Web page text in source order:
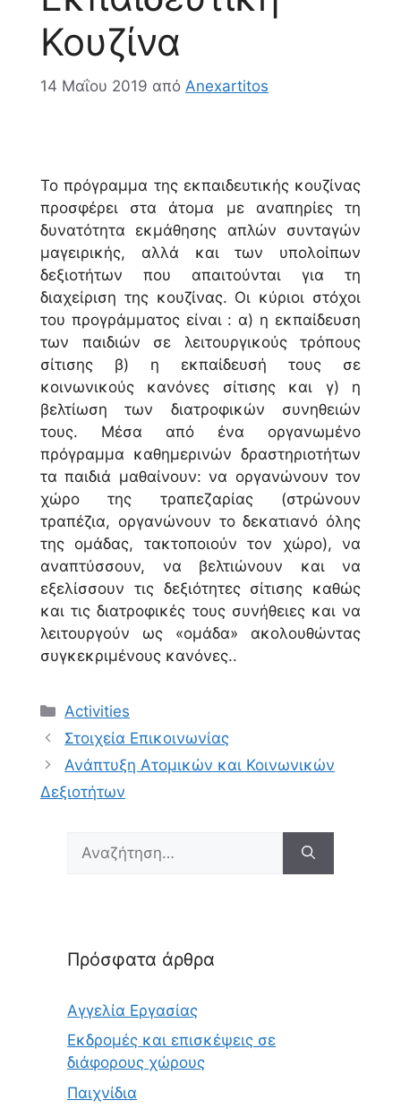
Κουζίνα
14 Μαΐου 2019 από Anexartitos
Το πρόγραμμα της εκπαιδευτικής κουζίνας
προσφέρει στα άτομα με αναπηρίες τη
δυνατότητα εκμάθησης απλών συνταγών
μαγειρικής, αλλά και των υπολοίπων
δεξιοτήτων που απαιτούνται για τη
διαχείριση της κουζίνας. Οι κύριοι στόχοι
του προγράμματος είναι : α) η εκπαίδευση
των παιδιών σε λειτουργικούς τρόπους
σίτισης β) η εκπαίδευσή τους σε
κοινωνικούς κανόνες σίτισης και γ) η
βελτίωση των διατροφικών συνηθειών
τους. Μέσα από ένα οργανωμένο
πρόγραμμα καθημερινών δραστηριοτήτων
τα παιδιά μαθαίνουν: να οργανώνουν τον
χώρο της τραπεζαρίας (στρώνουν
τραπέζια, οργανώνουν το δεκατιανό όλης
της ομάδας, τακτοποιούν τον χώρο), να
αναπτύσσουν, να βελτιώνουν και να
εξελίσσουν τις δεξιότητες σίτισης καθώς
και τις διατροφικές τους συνήθειες και να
λειτουργούν ως «ομάδα» ακολουθώντας
συγκεκριμένους κανόνες..
Κατηγορίες
Activities
Στοιχεία Επικοινωνίας
Ανάπτυξη Ατομικών και Κοινωνικών
Δεξιοτήτων
για:
Πρόσφατα άρθρα
Αγγελία Εργασίας
Εκδρομές και επισκέψεις σε
διάφορους χώρους
Παιχνίδια